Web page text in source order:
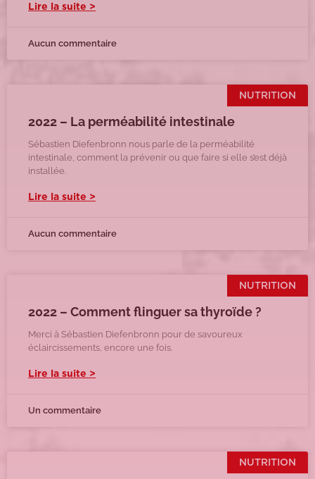
Lire la suite >
Aucun commentaire
NUTRITION
2022 – La perméabilité intestinale
Sébastien Diefenbronn nous parle de la perméabilité
intestinale, comment la prévenir ou que faire si elle s’est déjà
installée.
Lire la suite >
Aucun commentaire
NUTRITION
2022 – Comment flinguer sa thyroïde ?
Merci à Sébastien Diefenbronn pour de savoureux
éclaircissements, encore une fois.
Lire la suite >
Un commentaire
NUTRITION